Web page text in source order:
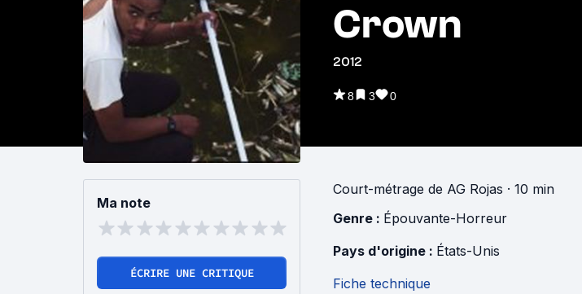
Crown
2012
8 3 0
Ma note
ÉCRIRE UNE CRITIQUE
Court-métrage de AG Rojas · 10 min
Genre : Épouvante-Horreur
Pays d'origine : États-Unis
Fiche technique